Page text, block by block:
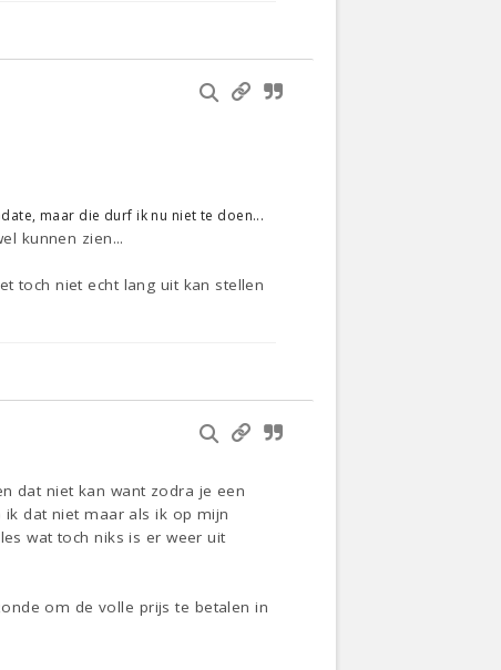
maar die durf ik nu niet te doen...
kunnen zien...
toch niet echt lang uit kan stellen
dat niet kan want zodra je een
dat niet maar als ik op mijn
wat toch niks is er weer uit
om de volle prijs te betalen in